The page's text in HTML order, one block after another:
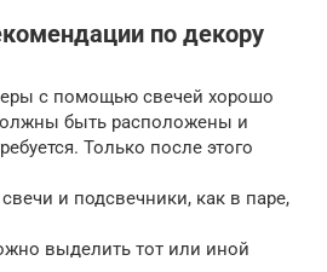
по декору
с помощью свечей хорошо
быть расположены и
Только после этого
и подсвечники, как в паре,
выделить тот или иной